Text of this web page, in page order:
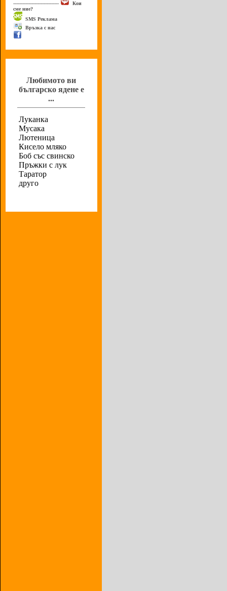
------------------------------
Кои
сме ние?
SMS Реклама
Връзка с нас
Любимото ви
българско ядене е
...
Луканка
Мусака
Лютеница
Кисело мляко
Боб със свинско
Пръжки с лук
Таратор
друго